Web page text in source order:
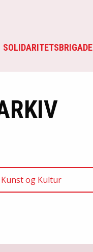
SOLIDARITETSBRIGADE
Kunst og Kultur